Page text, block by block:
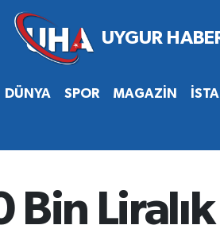
DÜNYA SPOR MAGAZİN